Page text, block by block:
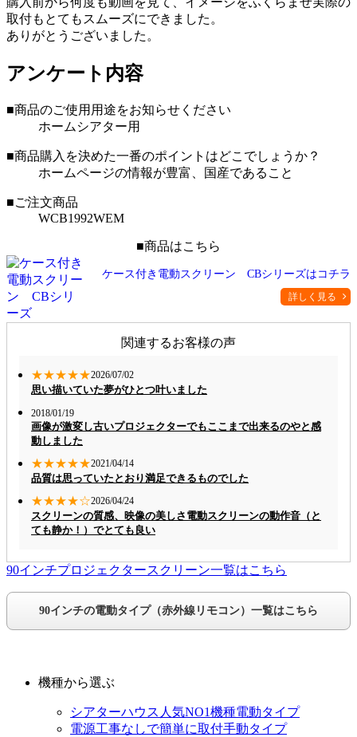
取付もとてもスムーズにできました。
ありがとうございました。
アンケート内容
■商品のご使用用途をお知らせください
ホームシアター用
■商品購入を決めた一番のポイントはどこでしょうか？
ホームページの情報が豊富、国産であること
■ご注文商品
WCB1992WEM
■商品はこちら
ケース付き電動スクリーン CBシリーズはコチラ
詳しく見る
関連するお客様の声
★★★★★2026/07/02
思い描いていた夢がひとつ叶いました
2018/01/19
画像が激変し古いプロジェクターでもここまで出来るのやと感
動しました
★★★★★2021/04/14
品質は思っていたとおり満足できるものでした
★★★★☆2026/04/24
スクリーンの質感、映像の美しさ電動スクリーンの動作音（と
ても静か！）でとても良い
90インチプロジェクタースクリーン一覧はこちら
90インチの電動タイプ（赤外線リモコン）一覧はこちら
機種から選ぶ
シアターハウス人気NO1機種電動タイプ
電源工事なしで簡単に取付手動タイプ